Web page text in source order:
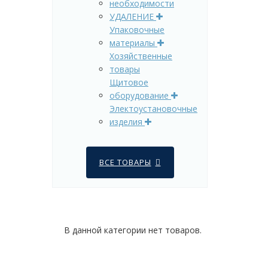
необходимости
УДАЛЕНИЕ
Упаковочные
материалы
Хозяйственные
товары
Щитовое
оборудование
Электоустановочные
изделия
ВСЕ ТОВАРЫ
В данной категории нет товаров.